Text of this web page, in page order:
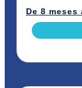
De 8 meses